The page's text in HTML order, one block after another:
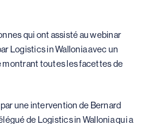
qui ont assisté au webinar
Logistics in Wallonia avec un
montrant toutes les facettes de
une intervention de Bernard
de Logistics in Wallonia qui a